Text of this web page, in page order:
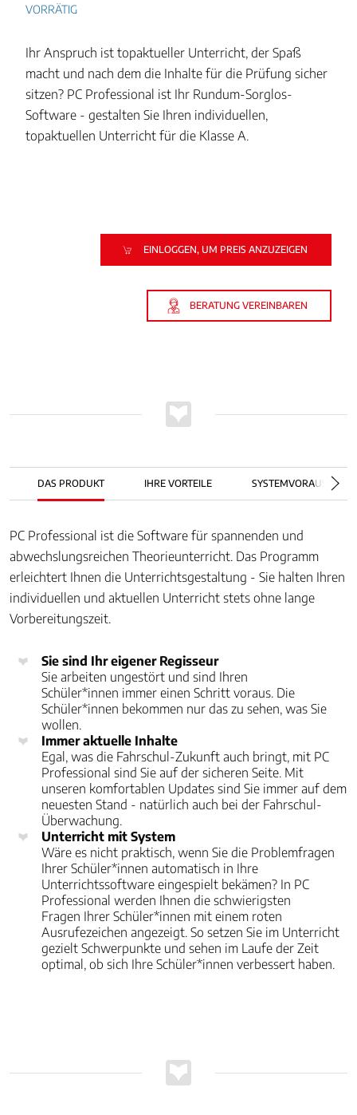
VORRÄTIG
Ihr Anspruch ist topaktueller Unterricht, der Spaß
macht und nach dem die Inhalte für die Prüfung sicher
sitzen? PC Professional ist Ihr Rundum-Sorglos-
Software - gestalten Sie Ihren individuellen,
topaktuellen Unterricht für die Klasse A.
EINLOGGEN, UM PREIS ANZUZEIGEN
BERATUNG VEREINBAREN
DAS PRODUKT IHRE VORTEILE
PC Professional ist die Software für spannenden und
abwechslungsreichen Theorieunterricht. Das Programm
erleichtert Ihnen die Unterrichtsgestaltung - Sie halten Ihren
individuellen und aktuellen Unterricht stets ohne lange
Vorbereitungszeit.
Sie sind Ihr eigener Regisseur
Sie arbeiten ungestört und sind Ihren
Schüler*innen immer einen Schritt voraus. Die
Schüler*innen bekommen nur das zu sehen, was Sie
wollen.
Immer aktuelle Inhalte
Egal, was die Fahrschul-Zukunft auch bringt, mit PC
Professional sind Sie auf der sicheren Seite. Mit
unseren komfortablen Updates sind Sie immer auf dem
neuesten Stand - natürlich auch bei der Fahrschul-
Überwachung.
Unterricht mit System
Wäre es nicht praktisch, wenn Sie die Problemfragen
Ihrer Schüler*innen automatisch in Ihre
Unterrichtssoftware eingespielt bekämen? In PC
Professional werden Ihnen die schwierigsten
Fragen Ihrer Schüler*innen mit einem roten
Ausrufezeichen angezeigt. So setzen Sie im Unterricht
gezielt Schwerpunkte und sehen im Laufe der Zeit
optimal, ob sich Ihre Schüler*innen verbessert haben.